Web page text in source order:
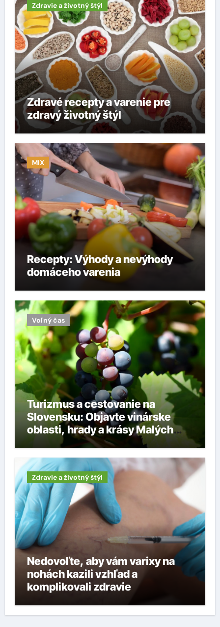
Zdravie a životný štýl
Zdravé recepty a varenie pre
zdravý životný štýl
MIX
Recepty: Výhody a nevýhody
domáceho varenia
Voľný čas
Turizmus a cestovanie na
Slovensku: Objavte vinárske
oblasti, hrady a krásy Malých
Karpát
Zdravie a životný štýl
Nedovoľte, aby vám varixy na
nohách kazili vzhľad a
komplikovali zdravie